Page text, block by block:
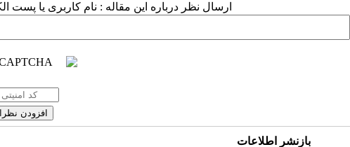
ارسال نظر درباره این مقاله : نام کاربری یا پست
بازنشر اطلاعات